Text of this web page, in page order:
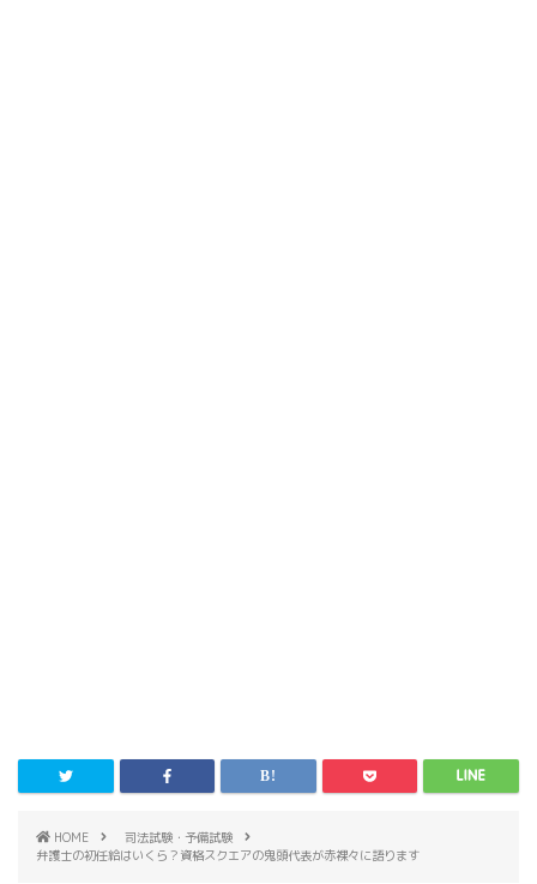
HOME
司法試験・予備試験
弁護士の初任給はいくら？資格スクエアの鬼頭代表が赤裸々に語ります